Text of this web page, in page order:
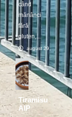
când
mănânci
fără
gluten,...
august 29, 2025
Tiramisu
AIP